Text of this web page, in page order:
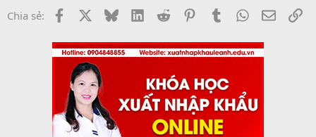
Chia sẻ: Facebook BlueskyLinkedInReddit PinterestTumblrWhatsApp
Email